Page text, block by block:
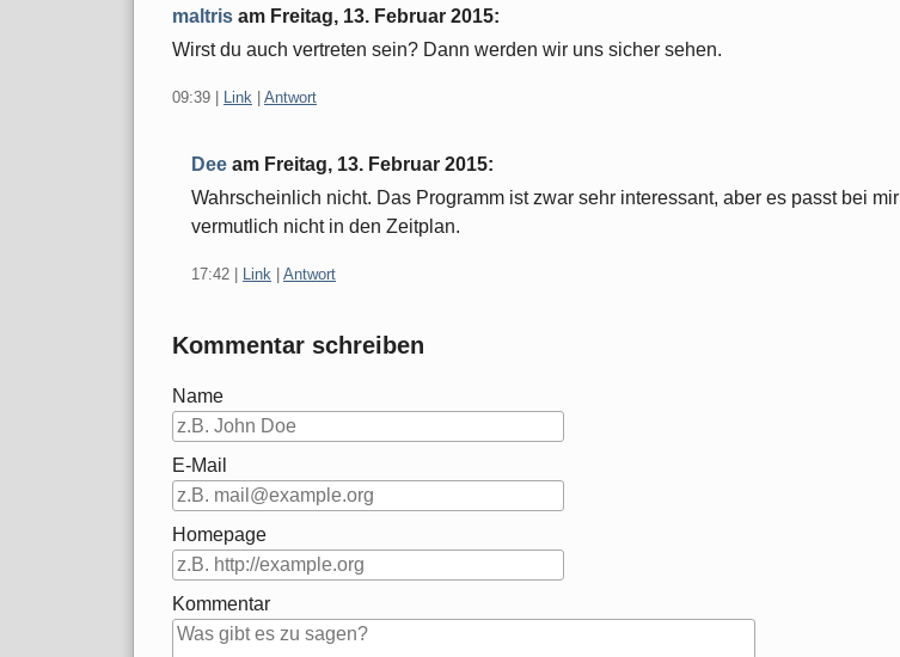
maltris am Freitag, 13. Februar 2015:
Wirst du auch vertreten sein? Dann werden wir uns sicher sehen.
09:39 | Link | Antwort
Dee am Freitag, 13. Februar 2015:
Wahrscheinlich nicht. Das Programm ist zwar sehr interessant, aber es passt bei mir
vermutlich nicht in den Zeitplan.
17:42 | Link | Antwort
Kommentar schreiben
Name
E-Mail
Homepage
Kommentar